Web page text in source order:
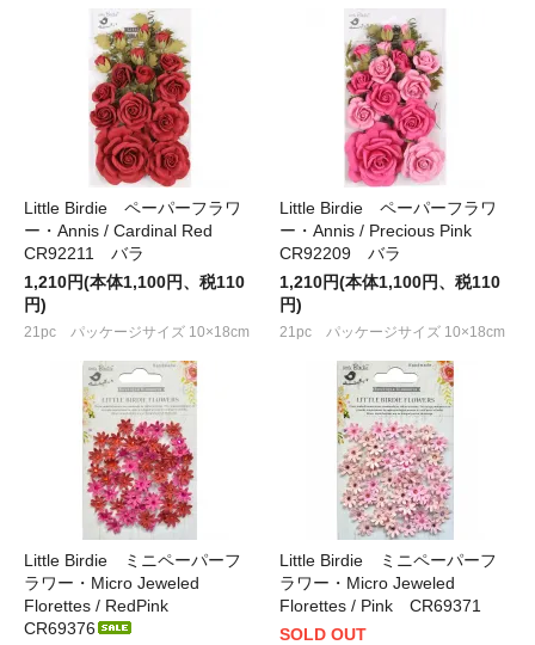
Little Birdie ペーパーフラワ
ー・Annis / Cardinal Red
CR92211 バラ
1,210円(本体1,100円、税110
円)
21pc パッケージサイズ 10×18cm
Little Birdie ペーパーフラワ
ー・Annis / Precious Pink
CR92209 バラ
1,210円(本体1,100円、税110
円)
21pc パッケージサイズ 10×18cm
Little Birdie ミニペーパーフ
ラワー・Micro Jeweled
Florettes / RedPink
CR69376
Little Birdie ミニペーパーフ
ラワー・Micro Jeweled
Florettes / Pink CR69371
SOLD OUT